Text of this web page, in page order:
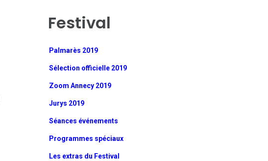
Festival
Palmarès 2019
Sélection officielle 2019
Zoom Annecy 2019
Jurys 2019
Séances événements
Programmes spéciaux
Les extras du Festival